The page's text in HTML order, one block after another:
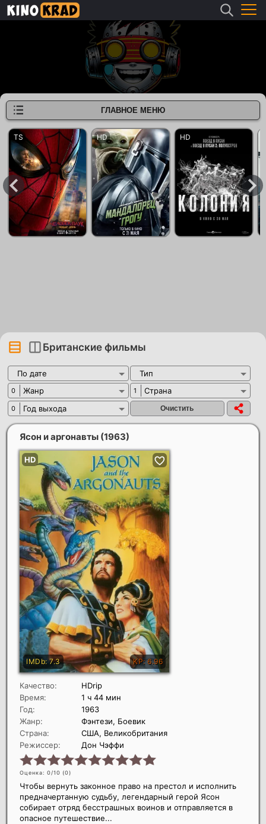
Британские фильмы
По дате Тип
0 Жанр 1 Страна
0 Год выхода
Ясон и аргонавты (1963)
Качество:
HDrip
Время:
1 ч 44 мин
Год:
1963
Жанр:
Фэнтези, Боевик
Страна:
США, Великобритания
Режиссер:
Дон Чэффи
Оценка: 0/10 (0)
Чтобы вернуть законное право на престол и исполнить
предначертанную судьбу, легендарный герой Ясон
собирает отряд бесстрашных воинов и отправляется в
опасное путешествие...
ГЛАВНОЕ МЕНЮ